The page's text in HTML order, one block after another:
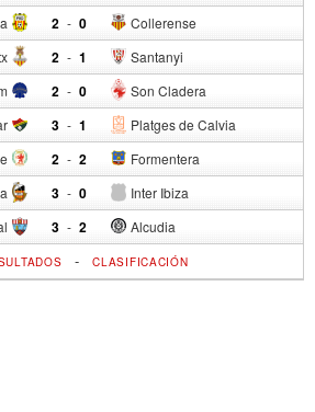
2 - Collerense
0
2 - Santanyi
1
2 - Son Cladera
0
3 - Platges de Calvia
1
2 - Formentera
2
3 - Inter Ibiza
0
3 - Alcudia
2
-CLASIFICACIÓN